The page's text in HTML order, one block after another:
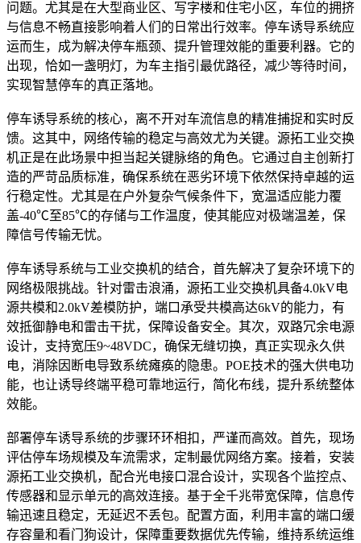
问题。尤其是在大型商业区、写字楼和住宅小区，车位的拥挤
与信息不畅直接影响着人们的日常出行效率。停车诱导系统应
运而生，成为解决停车瓶颈、提升管理效能的重要利器。它的
出现，恰如一盏明灯，为车主指引最优路径，减少等待时间，
实现智慧停车的真正落地。
停车诱导系统的核心，离不开对车流信息的精准捕捉和实时反
馈。这其中，网络传输的稳定与高效尤为关键。源拓工业交换
机正是在此场景中担当起关键脉络的角色。它通过自主创新打
造的严苛品质标准，确保系统在恶劣环境下依然保持卓越的运
行稳定性。尤其是在户外复杂气候条件下，宽温适应能力覆
盖-40℃至85℃的存储与工作温度，使其能应对极端温差，保
障信号传输无忧。
停车诱导系统与工业交换机的结合，首先解决了复杂环境下的
网络极限挑战。针对雷击浪涌，源拓工业交换机具备4.0kV电
源共模和2.0kV差模防护，端口承受共模高达6kV的能力，有
效抵御静电和雷击干扰，保障设备安全。其次，双路冗余电源
设计，支持宽压9~48VDC，确保无缝切换，真正实现永久供
电，消除因断电导致系统瘫痪的隐患。POE技术的强大供电功
能，也让诱导终端平稳可靠地运行，简化布线，提升系统整体
效能。
部署停车诱导系统的步骤环环相扣，严谨而高效。首先，现场
评估停车场规模及车流需求，定制最优网络方案。接着，安装
源拓工业交换机，配合光电接口混合设计，实现各个监控点、
传感器和显示单元的高效连接。基于全千兆带宽保障，信息传
输迅速且稳定，无延迟不丢包。配置方面，利用丰富的端口缓
存容量和看门狗设计，保障重要数据优先传输，维持系统运维